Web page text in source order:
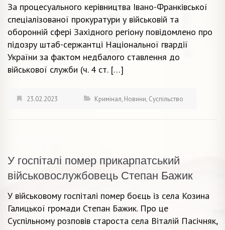
За процесуального керівництва Івано-Франківської
спеціалізованої прокуратури у військовій та
оборонній сфері Західного регіону повідомлено про
підозру штаб-сержантці Національної гвардії
України за фактом недбалого ставлення до
військової служби (ч. 4 ст. […]
23.02.2023 Кримінал, Новини, Суспільство
У госпіталі помер прикарпатський
військовослужбовець Степан Бажик
У військовому госпіталі помер боєць із села Козина
Галицької громади Степан Бажик. Про це
Суспільному розповів староста села Віталій Пасічняк,